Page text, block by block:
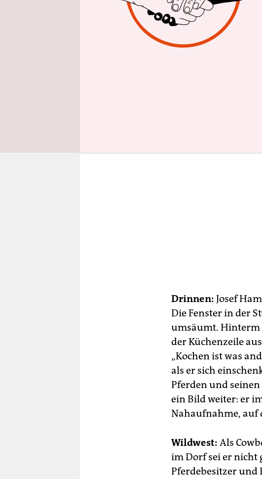
Rundherum
in einem
es mitten im
säumen sein
im Innenhof
knirscht unter den
Drinnen: Josef
Die Fenster in der
umsäumt. Hinterm
der Küchenzeile
„Kochen ist was
als er sich
Pferden und
ein Bild weiter: er
Nahaufnahme, auf
Wildwest: Als
im Dorf sei er nicht
Pferdebesitzer und